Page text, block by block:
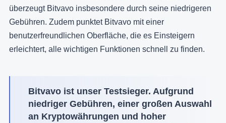
überzeugt Bitvavo insbesondere durch seine niedrigeren
Gebühren. Zudem punktet Bitvavo mit einer
benutzerfreundlichen Oberfläche, die es Einsteigern
erleichtert, alle wichtigen Funktionen schnell zu finden.
Bitvavo ist unser Testsieger. Aufgrund
niedriger Gebühren, einer großen Auswahl
an Kryptowährungen und hoher